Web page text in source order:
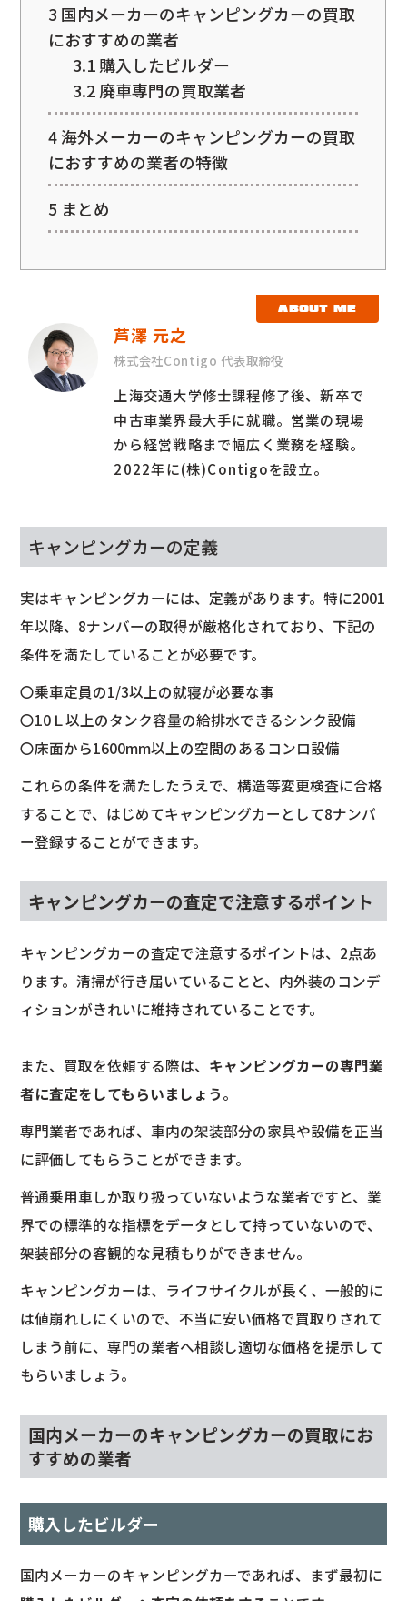
3 国内メーカーのキャンピングカーの買取
におすすめの業者
3.1購入したビルダー
3.2廃車専門の買取業者
4海外メーカーのキャンピングカーの買取
におすすめの業者の特徴
5 まとめ
ABOUT ME
芦澤 元之
株式会社Contigo 代表取締役
上海交通大学修士課程修了後、新卒で
中古車業界最大手に就職。営業の現場
から経営戦略まで幅広く業務を経験。
2022年に(株)Contigoを設立。
キャンピングカーの定義
実はキャンピングカーには、定義があります。特に2001
年以降、8ナンバーの取得が厳格化されており、下記の
条件を満たしていることが必要です。
〇乗車定員の1/3以上の就寝が必要な事
〇10Ｌ以上のタンク容量の給排水できるシンク設備
〇床面から1600mm以上の空間のあるコンロ設備
これらの条件を満たしたうえで、構造等変更検査に合格
することで、はじめてキャンピングカーとして8ナンバ
ー登録することができます。
キャンピングカーの査定で注意するポイント
キャンピングカーの査定で注意するポイントは、2点あ
ります。清掃が行き届いていることと、内外装のコンデ
ィションがきれいに維持されていることです。
また、買取を依頼する際は、 キャンピングカーの専門業
者に査定をしてもらいましょう。
専門業者であれば、車内の架装部分の家具や設備を正当
に評価してもらうことができます。
普通乗用車しか取り扱っていないような業者ですと、業
界での標準的な指標をデータとして持っていないので、
架装部分の客観的な見積もりができません。
キャンピングカーは、ライフサイクルが長く、一般的に
は値崩れしにくいので、不当に安い価格で買取りされて
しまう前に、専門の業者へ相談し適切な価格を提示して
もらいましょう。
国内メーカーのキャンピングカーの買取にお
すすめの業者
購入したビルダー
国内メーカーのキャンピングカーであれば、まず最初に